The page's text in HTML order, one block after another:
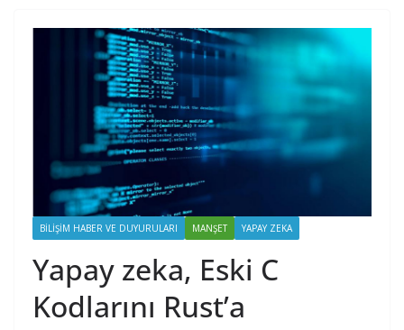
BILIŞIM HABER VE DUYURULARI MANŞET YAPAY ZEKA
Yapay zeka, Eski C
Kodlarını Rust’a